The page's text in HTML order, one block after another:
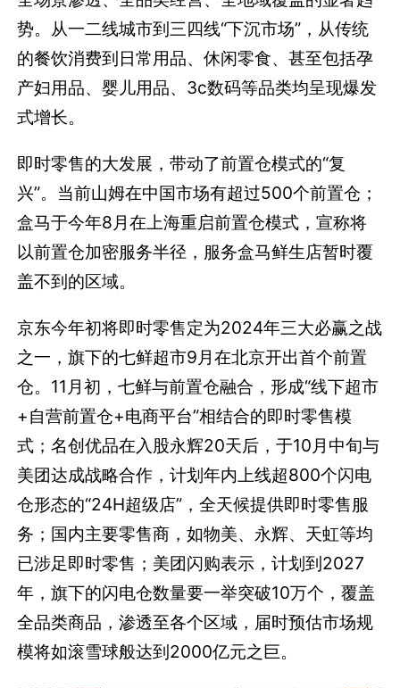
势。从一二线城市到三四线“下沉市场”，从传统
的餐饮消费到日常用品、休闲零食、甚至包括孕
产妇用品、婴儿用品、3c数码等品类均呈现爆发
式增长。
即时零售的大发展，带动了前置仓模式的“复
兴”。当前山姆在中国市场有超过500个前置仓；
盒马于今年8月在上海重启前置仓模式，宣称将
以前置仓加密服务半径，服务盒马鲜生店暂时覆
盖不到的区域。
京东今年初将即时零售定为2024年三大必赢之战
之一，旗下的七鲜超市9月在北京开出首个前置
仓。 11月初，七鲜与前置仓融合，形成“线下超市
+自营前置仓+电商平台”相结合的即时零售模
式；名创优品在入股永辉20天后，于10月中旬与
美团达成战略合作，计划年内上线超800个闪电
仓形态的“24H超级店”，全天候提供即时零售服
务 ；国内主要零售商，如物美、永辉、天虹等均
已涉足即时零售；美团闪购表示，计划到2027
年，旗下的闪电仓数量要一举突破10万个，覆盖
全品类商品，渗透至各个区域，届时预估市场规
模将如滚雪球般达到2000亿元之巨。